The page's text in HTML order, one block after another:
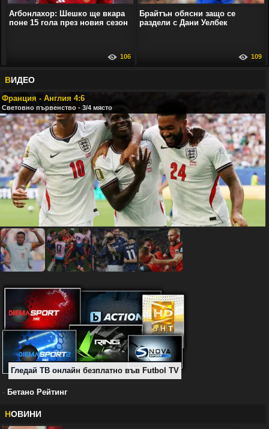
Агбонлахор: Шешко ще вкара
поне 15 гола през новия сезон
106
Брайтън обясни защо се
раздели с Дани Уелбек
109
ВИДЕО
Франция - Англия 4:6
Световно първенство - 3/4 място
Гледай ТВ онлайн безплатно във Futbol TV
- Бетано Рейтинг
НОВИНИ